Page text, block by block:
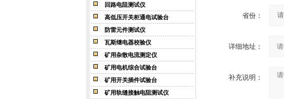
回路电阻测试仪
高低压开关柜通电试验台
防雷元件测试仪
瓦斯继电器校验仪
矿用杂散电流测定仪
矿用电机综合试验台
矿用开关插件试验台
矿用轨缝接触电阻测试仪
省份：
详细地址：
补充说明：